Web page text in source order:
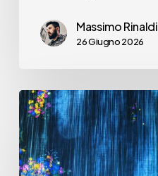
Massimo Rinaldi
26 Giugno 2026
Ma
ha
ancora
senso